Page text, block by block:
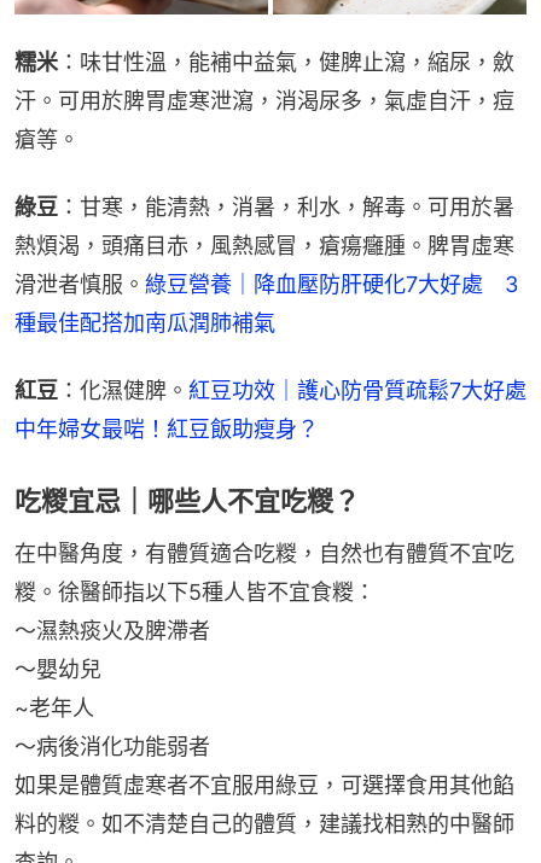
糯米：味甘性溫，能補中益氣，健脾止瀉，縮尿，斂
汗。可用於脾胃虛寒泄瀉，消渴尿多，氣虛自汗，痘
瘡等。
綠豆 ：甘寒，能清熱，消暑，利水，解毒。可用於暑
熱煩渴，頭痛目赤，風熱感冒，瘡瘍癰腫。脾胃虛寒
滑泄者慎服。 綠豆營養｜降血壓防肝硬化7大好處　3
種最佳配搭加南瓜潤肺補氣
紅豆 ：化濕健脾。 紅豆功效｜護心防骨質疏鬆7大好處
中年婦女最啱！紅豆飯助瘦身？
吃糉宜忌｜哪些人不宜吃糉？
在中醫角度，有體質適合吃糉，自然也有體質不宜吃
糉。徐醫師指以下5種人皆不宜食糉：
～濕熱痰火及脾滯者
～嬰幼兒
~老年人
～病後消化功能弱者
如果是體質虛寒者不宜服用綠豆，可選擇食用其他餡
料的糉。如不清楚自己的體質，建議找相熟的中醫師